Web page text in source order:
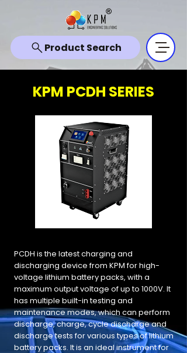
Product Search
KPM PCDH SERIES
PCDH is the latest charging and
discharging device from KPM for high-
voltage lithium battery packs, with a
maximum output voltage of up to 1000V. It
has multiple built-in testing and
maintenance modes, which can perform
discharge, charge, cycle discharge and
discharge tests for various types of lithium
battery packs. It is an ideal instrument for